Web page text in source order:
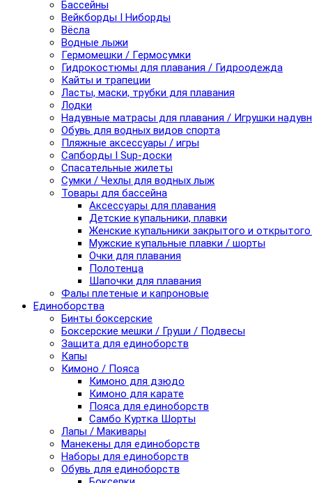
Бассейны
Вейкборды I Ниборды
Вёсла
Водные лыжи
Гермомешки / Гермосумки
Гидрокостюмы для плавания / Гидроодежда
Кайты и трапеции
Ласты, маски, трубки для плавания
Лодки
Надувные матрасы для плавания / Игрушки
Обувь для водных видов спорта
Пляжные аксессуары / игры
Сапборды I Sup-доски
Спасательные жилеты
Сумки / Чехлы для водных лыж
Товары для бассейна
Аксессуары для плавания
Детские купальники, плавки
Женские купальники закрытого и
Мужские купальные плавки / шорты
Очки для плавания
Полотенца
Шапочки для плавания
Фалы плетеные и капроновые
Единоборства
Бинты боксерские
Боксерские мешки / Груши / Подвесы
Защита для единоборств
Капы
Кимоно / Пояса
Кимоно для дзюдо
Кимоно для карате
Пояса для единоборств
Самбо Куртка Шорты
Лапы / Макивары
Манекены для единоборств
Наборы для единоборств
Обувь для единоборств